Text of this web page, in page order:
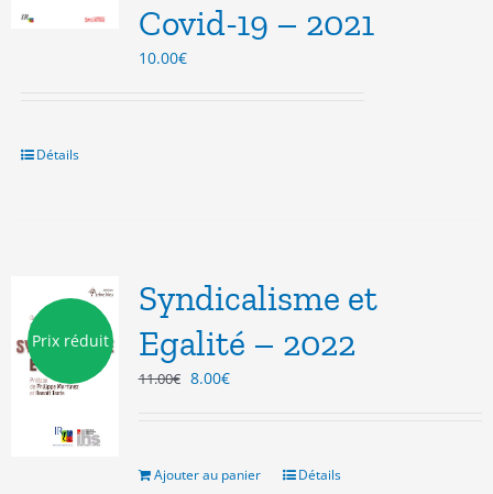
Covid-19 – 2021
10.00€
Détails
Prix réduit
Syndicalisme et
Egalité – 2022
11.00€ Le
11.00€.
8.00€Le
8.00€.
Ajouter au panier Détails